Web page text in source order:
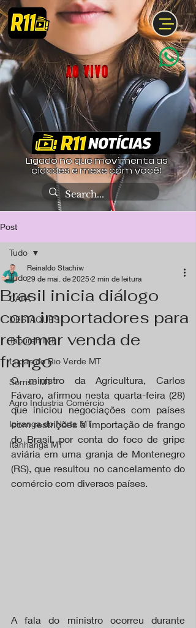
Ligado no que movimenta as
cidades e mexe com você!
Post
Tudo
CAPA
DESTAQUES
Tapurah MT
Lucas do Rio Verde MT
Sorriso MT
Agro Industria Comércio
Ipiranga do Norte MT
Itanhangá MT
Tudo
Brasil inicia diálogo
com importadores para
retomar venda de
frango
Reinaldo Stachiw
29 de mai. de 2025 2 min de leitura
O ministro da Agricultura, Carlos
Fávaro, afirmou nesta quarta-feira (28)
que iniciou negociações com países
com restrições à importação de frango
do Brasil, por conta do foco de gripe
aviária em uma granja de Montenegro
(RS), que resultou no cancelamento do
comércio com diversos países.
A fala do ministro ocorreu durante